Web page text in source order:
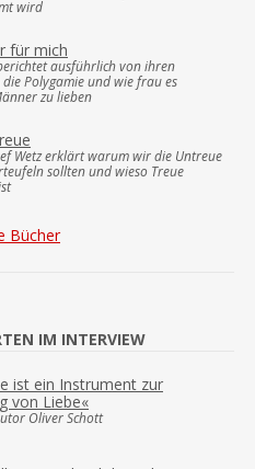
wird
für mich
ausführlich von ihren
Polygamie und wie frau es
zu lieben
Wetz erklärt warum wir die Untreue
sollten und wieso Treue
Bücher
IM INTERVIEW
ist ein Instrument zur
von Liebe«
Oliver Schott